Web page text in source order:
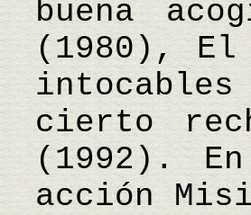
buena
(1980), El
cierto
(1992).
acción